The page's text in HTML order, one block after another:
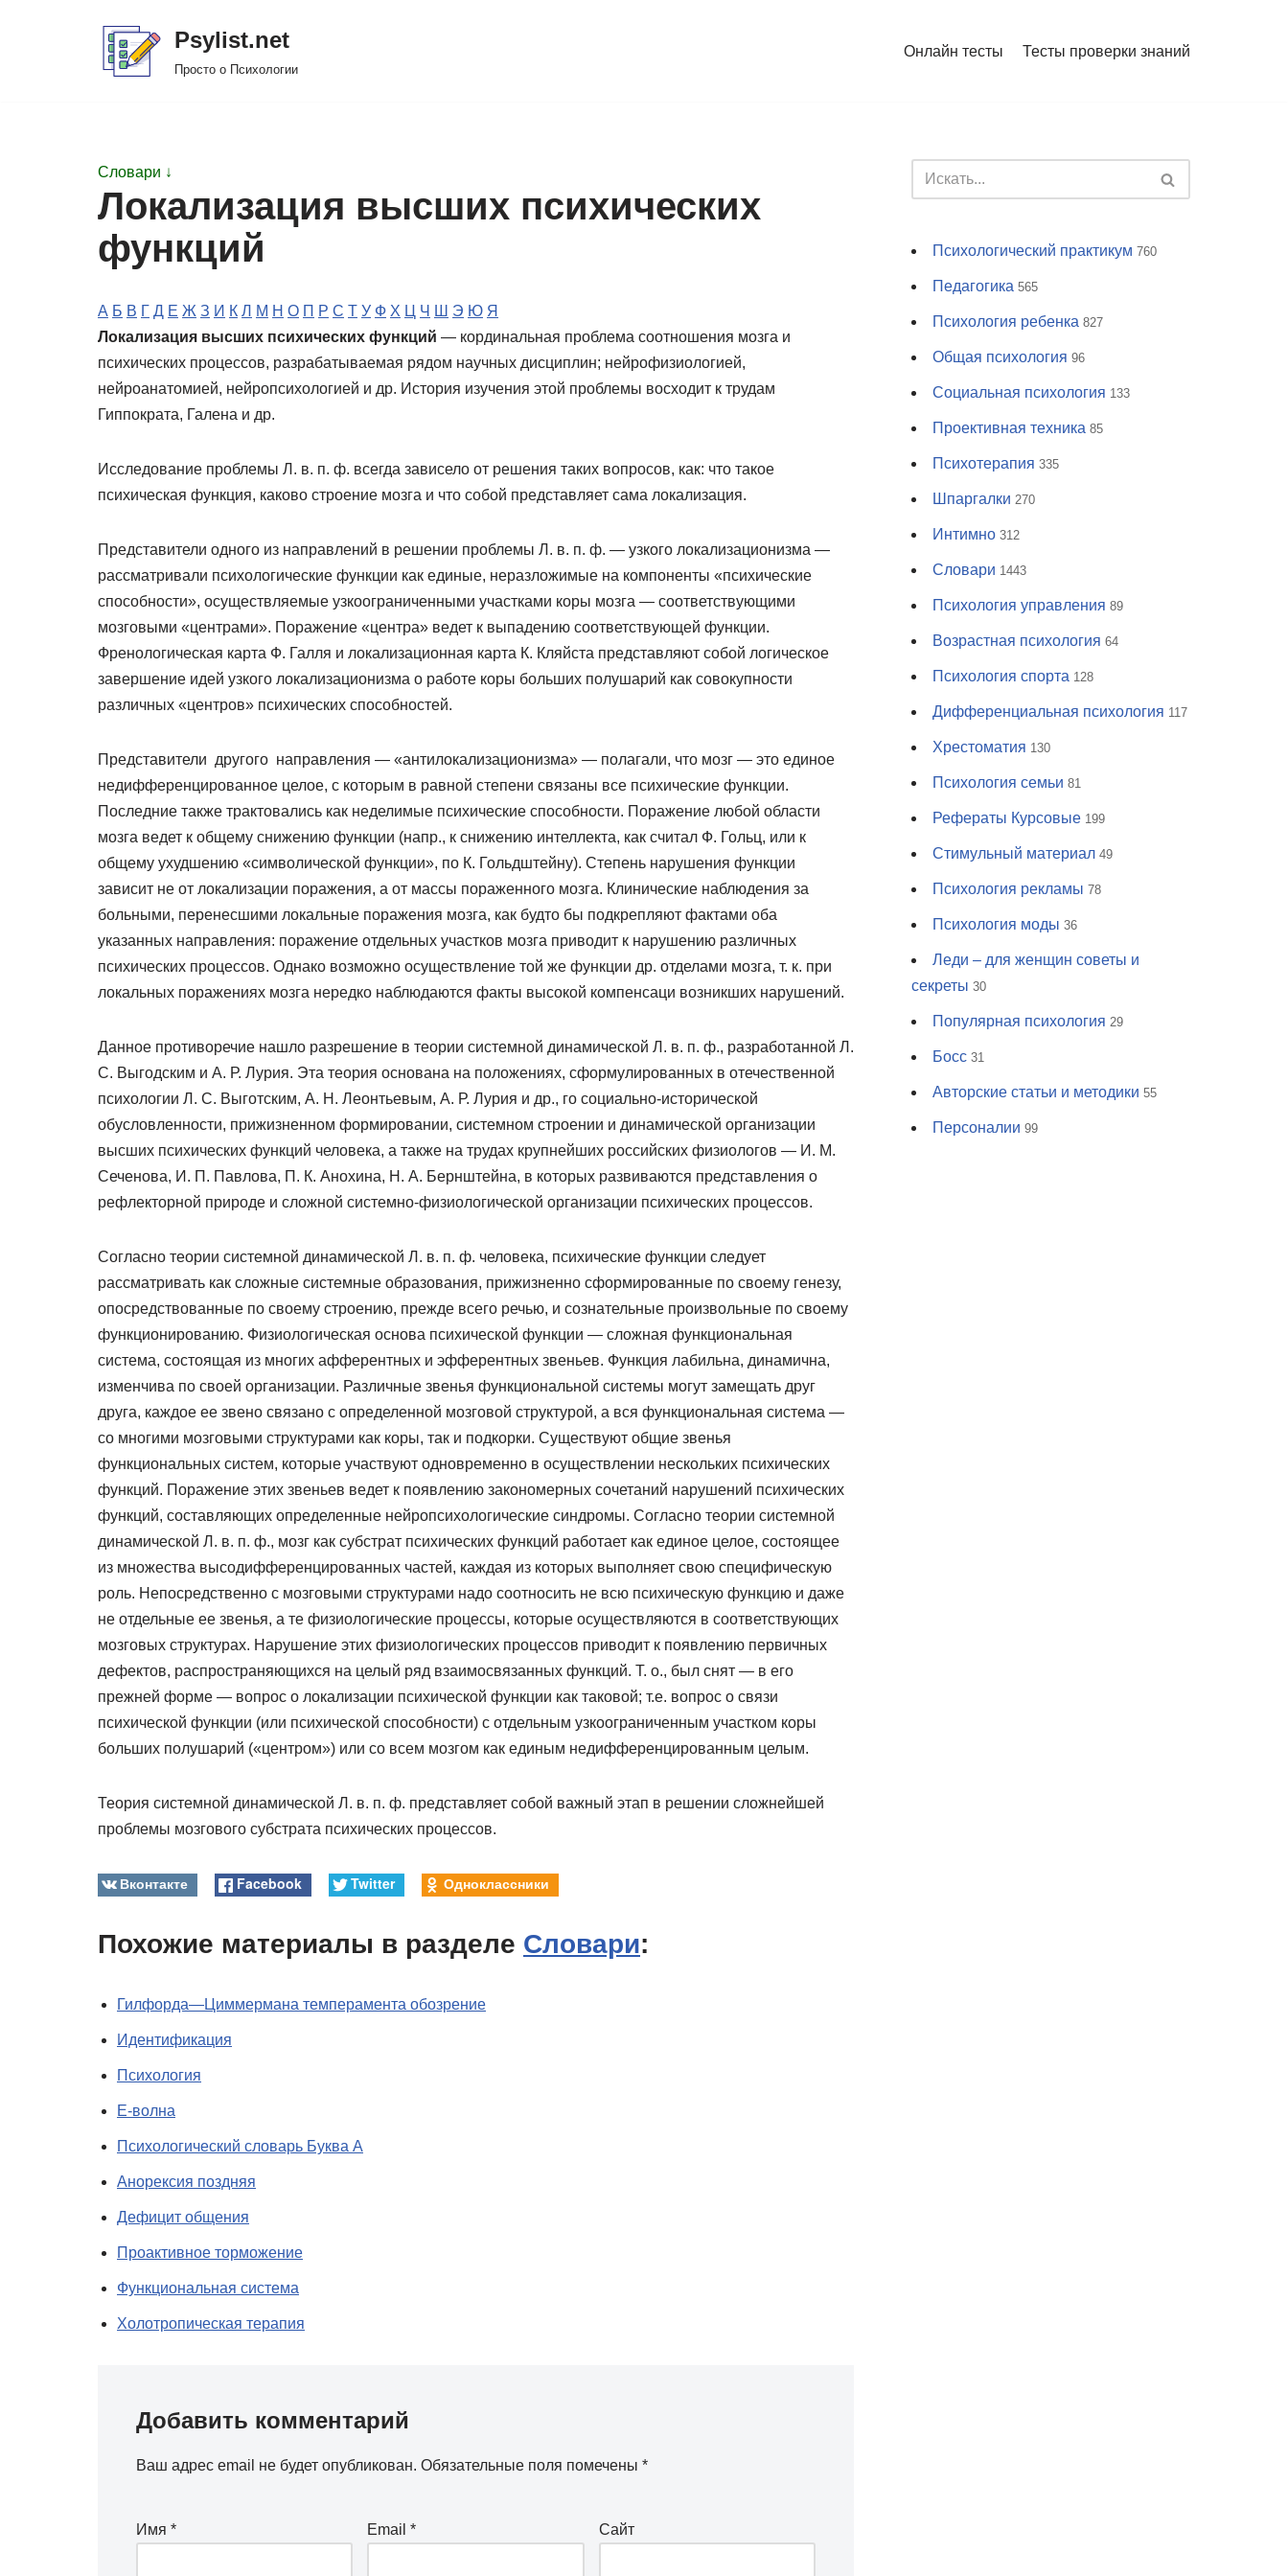
Psylist.net
Просто о Психологии
Онлайн тесты Тесты проверки знаний
Словари ↓
Локализация высших психических
функций
А Б В Г Д Е Ж З И К Л М Н О П Р С Т У Ф Х Ц Ч Ш Э Ю Я
Локализация высших психических функций — кординальная проблема соотношения мозга и
психических процессов, разрабатываемая рядом научных дисциплин; нейрофизиологией,
нейроанатомией, нейропсихологией и др. История изучения этой проблемы восходит к трудам
Гиппократа, Галена и др.
Исследование проблемы Л. в. п. ф. всегда зависело от решения таких вопросов, как: что такое
психическая функция, каково строение мозга и что собой представляет сама локализация.
Представители одного из направлений в решении проблемы Л. в. п. ф. — узкого локализационизма —
рассматривали психологические функции как единые, неразложимые на компоненты «психические
способности», осуществляемые узкоограниченными участками коры мозга — соответствующими
мозговыми «центрами». Поражение «центра» ведет к выпадению соответствующей функции.
Френологическая карта Ф. Галля и локализационная карта К. Кляйста представляют собой логическое
завершение идей узкого локализационизма о работе коры больших полушарий как совокупности
различных «центров» психических способностей.
Представители другого направления — «антилокализационизма» — полагали, что мозг — это единое
недифференцированное целое, с которым в равной степени связаны все психические функции.
Последние также трактовались как неделимые психические способности. Поражение любой области
мозга ведет к общему снижению функции (напр., к снижению интеллекта, как считал Ф. Гольц, или к
общему ухудшению «символической функции», по К. Гольдштейну). Степень нарушения функции
зависит не от локализации поражения, а от массы пораженного мозга. Клинические наблюдения за
больными, перенесшими локальные поражения мозга, как будто бы подкрепляют фактами оба
указанных направления: поражение отдельных участков мозга приводит к нарушению различных
психических процессов. Однако возможно осуществление той же функции др. отделами мозга, т. к. при
локальных поражениях мозга нередко наблюдаются факты высокой компенсаци возникших нарушений.
Данное противоречие нашло разрешение в теории системной динамической Л. в. п. ф., разработанной Л.
С. Выгодским и А. Р. Лурия. Эта теория основана на положениях, сформулированных в отечественной
психологии Л. С. Выготским, А. Н. Леонтьевым, А. Р. Лурия и др., го социально-исторической
обусловленности, прижизненном формировании, системном строении и динамической организации
высших психических функций человека, а также на трудах крупнейших российских физиологов — И. М.
Сеченова, И. П. Павлова, П. К. Анохина, Н. А. Бернштейна, в которых развиваются представления о
рефлекторной природе и сложной системно-физиологической организации психических процессов.
Согласно теории системной динамической Л. в. п. ф. человека, психические функции следует
рассматривать как сложные системные образования, прижизненно сформированные по своему генезу,
опосредствованные по своему строению, прежде всего речью, и сознательные произвольные по своему
функционированию. Физиологическая основа психической функции — сложная функциональная
система, состоящая из многих афферентных и эфферентных звеньев. Функция лабильна, динамична,
изменчива по своей организации. Различные звенья функциональной системы могут замещать друг
друга, каждое ее звено связано с определенной мозговой структурой, а вся функциональная система —
со многими мозговыми структурами как коры, так и подкорки. Существуют общие звенья
функциональных систем, которые участвуют одновременно в осуществлении нескольких психических
функций. Поражение этих звеньев ведет к появлению закономерных сочетаний нарушений психических
функций, составляющих определенные нейропсихологические синдромы. Согласно теории системной
динамической Л. в. п. ф., мозг как субстрат психических функций работает как единое целое, состоящее
из множества высодифференцированных частей, каждая из которых выполняет свою специфическую
роль. Непосредственно с мозговыми структурами надо соотносить не всю психическую функцию и даже
не отдельные ее звенья, а те физиологические процессы, которые осуществляются в соответствующих
мозговых структурах. Нарушение этих физиологических процессов приводит к появлению первичных
дефектов, распространяющихся на целый ряд взаимосвязанных функций. Т. о., был снят — в его
прежней форме — вопрос о локализации психической функции как таковой; т.е. вопрос о связи
психической функции (или психической способности) с отдельным узкоограниченным участком коры
больших полушарий («центром») или со всем мозгом как единым недифференцированным целым.
Теория системной динамической Л. в. п. ф. представляет собой важный этап в решении сложнейшей
проблемы мозгового субстрата психических процессов.
Вконтакте Facebook Twitter Одноклассники
Похожие материалы в разделе Словари:
Гилфорда—Циммермана темперамента обозрение
Идентификация
Психология
Е-волна
Психологический словарь Буква А
Анорексия поздняя
Дефицит общения
Проактивное торможение
Функциональная система
Холотропическая терапия
Добавить комментарий
Ваш адрес email не будет опубликован. Обязательные поля помечены *
Имя * Email* Сайт
Психологический практикум 760
Педагогика 565
Психология ребенка 827
Общая психология 96
Социальная психология 133
Проективная техника 85
Психотерапия 335
Шпаргалки 270
Интимно 312
Словари 1443
Психология управления 89
Возрастная психология 64
Психология спорта 128
Дифференциальная психология 117
Хрестоматия 130
Психология семьи 81
Рефераты Курсовые 199
Стимульный материал 49
Психология рекламы 78
Психология моды 36
Леди – для женщин советы и
секреты 30
Популярная психология 29
Босс 31
Авторские статьи и методики 55
Персоналии 99